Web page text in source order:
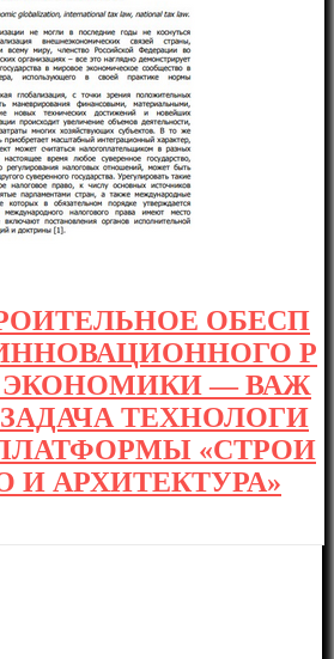
ОБЕСП
Р
ЭКОНОМИКИ — ВАЖ
ТЕХНОЛОГИ
«СТРОИ
И АРХИТЕКТУРА»